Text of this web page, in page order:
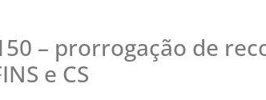
150 – prorrogação de
e CS